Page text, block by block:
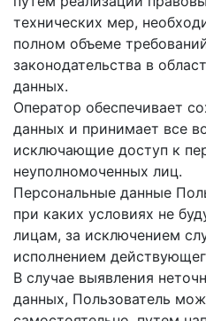
технических мер,
полном объеме
законодательства в
данных.
Оператор обеспечивает
данных и принимает все
исключающие доступ к
неуполномоченных лиц.
Персональные данные
при каких условиях не
лицам, за исключением
исполнением
В случае выявления
данных, Пользователь